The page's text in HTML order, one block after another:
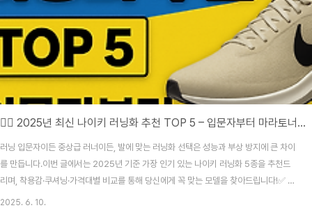
🏃‍♂️ 2025년 최신 나이키 러닝화 추천 TOP 5 – 입문자부터 마라토너까지!
러닝 입문자이든 중상급 러너이든, 발에 맞는 러닝화 선택은 성능과 부상 방지에 큰 차이
를 만듭니다.이번 글에서는 2025년 기준 가장 인기 있는 나이키 러닝화 5종을 추천드
리며, 착용감·쿠셔닝·가격대별 비교를 통해 당신에게 꼭 맞는 모델을 찾아드립니다!✅ 나
이키 러닝화 추천 TOP 51. 나이키 페가수스 41 – 입문자의 국민 러닝화특징: Zoom
2025. 6. 10.